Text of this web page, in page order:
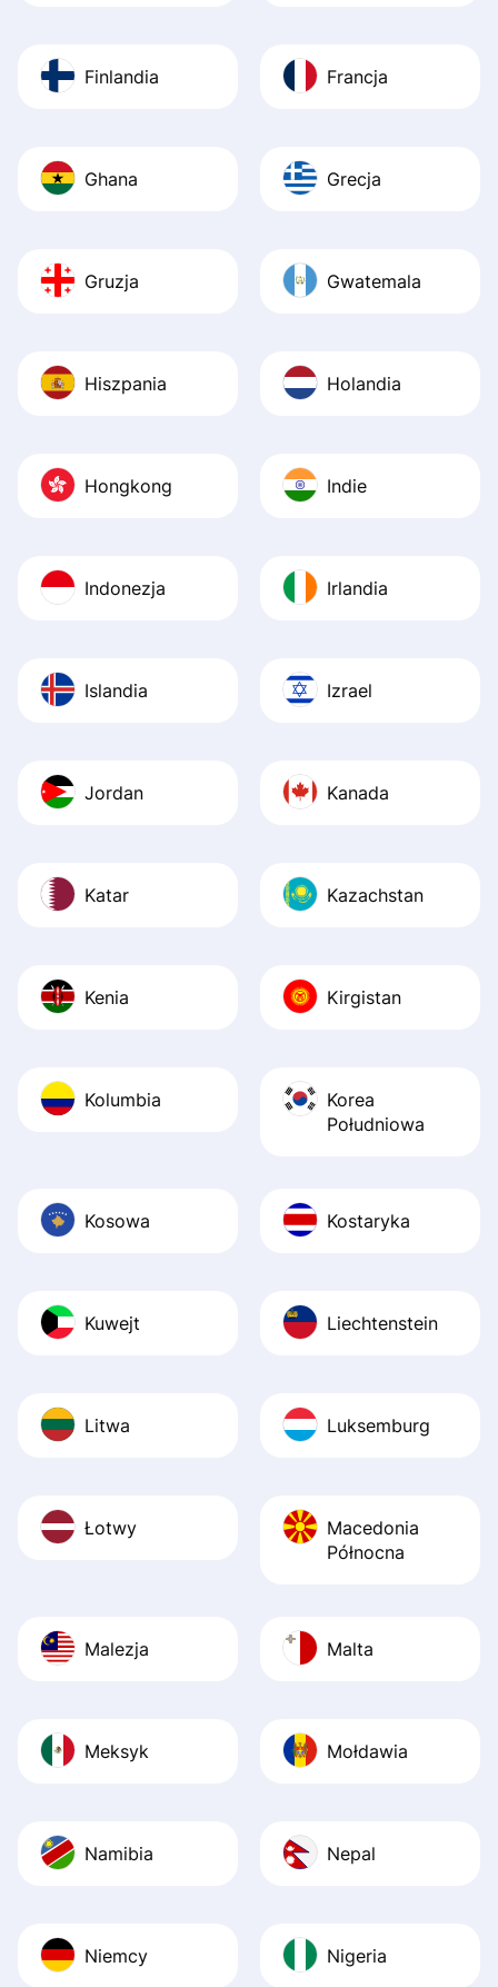
Finlandia Francja
Ghana Grecja
Gruzja Gwatemala
Hiszpania Holandia
Hongkong Indie
Indonezja Irlandia
Islandia Izrael
Jordan Kanada
Katar Kazachstan
Kenia Kirgistan
Kolumbia
Korea
Południowa
Kosowa Kostaryka
Kuwejt Liechtenstein
Litwa Luksemburg
Łotwy
Macedonia
Północna
Malezja Malta
Meksyk Mołdawia
Namibia Nepal
Niemcy Nigeria